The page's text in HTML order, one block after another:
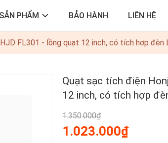
SẢN PHẨM BẢO HÀNH LIÊN HỆ
FL301 - lồng quạt 12 inch, có tích hợp đèn
Quạt sạc tích điện
12 inch, có tích hợp
1.350.000₫
1.023.000₫